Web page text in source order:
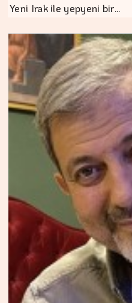
Yeni Irak ile yepyeni bir…